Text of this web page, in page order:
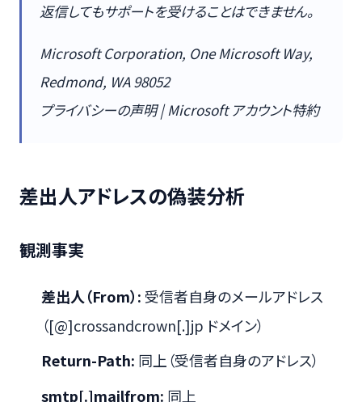
返信してもサポートを受けることはできません。
Microsoft Corporation, One Microsoft Way,
Redmond, WA 98052
プライバシーの声明 | Microsoft アカウント特約
差出人アドレスの偽装分析
観測事実
差出人（From）: 受信者自身のメールアドレス
（[@]crossandcrown[.]jp ドメイン）
Return-Path: 同上（受信者自身のアドレス）
smtp[.]mailfrom: 同上